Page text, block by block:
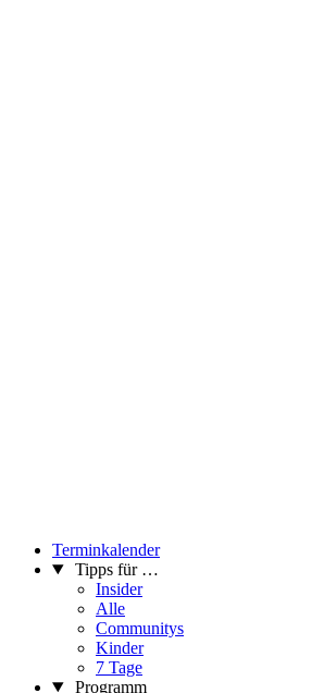
Terminkalender
Tipps für …
Insider
Alle
Communitys
Kinder
7 Tage
Programm